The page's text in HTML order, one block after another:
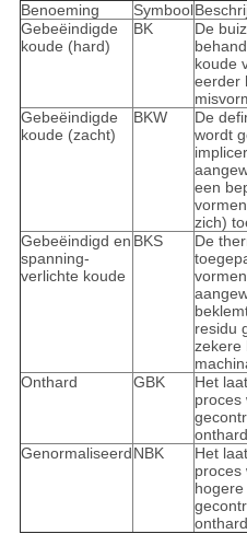
Benoeming Symbool
Gebeëindigde
koude (hard)
BK
De
koude
eerder
Gebeëindigde
koude (zacht)
BKW
De
wordt
een
zich)
Gebeëindigd en
spanning-
verlichte koude
BKS
De
residu
zekere
Onthard
GBK
Het
proces
GenormaliseerdNBK
Het
proces